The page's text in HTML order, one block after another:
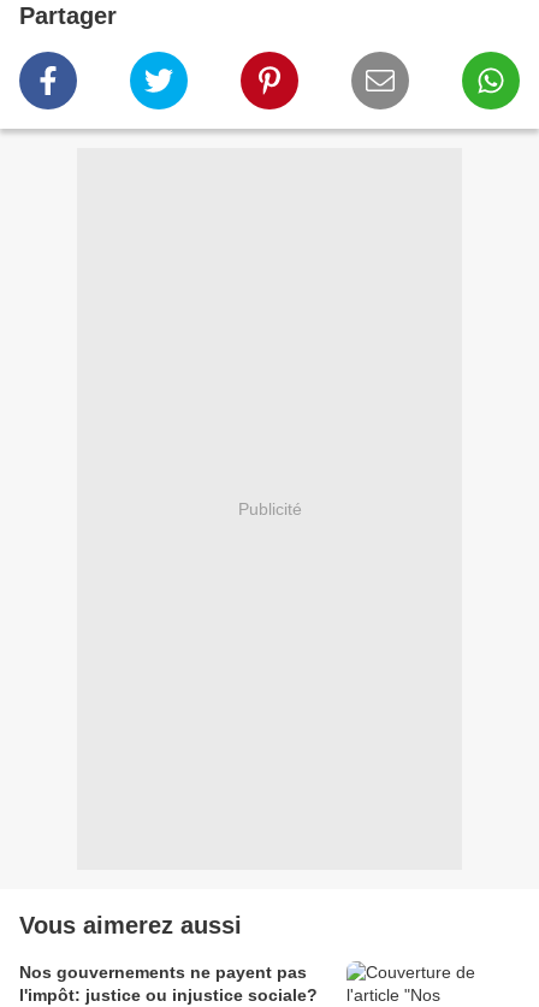
Partager
Publicité
Vous aimerez aussi
Nos gouvernements ne payent pas
l'impôt: justice ou injustice sociale?